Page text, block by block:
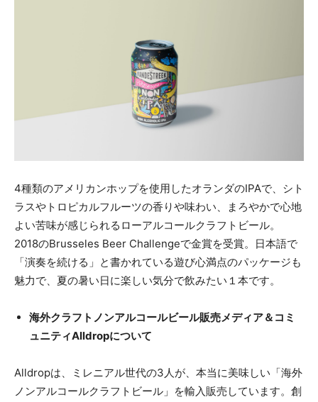
4種類のアメリカンホップを使用したオランダのIPAで、シト
ラスやトロピカルフルーツの香りや味わい、まろやかで心地
よい苦味が感じられるローアルコールクラフトビール。
2018のBrusseles Beer Challengeで金賞を受賞。日本語で
「演奏を続ける」と書かれている遊び心満点のパッケージも
魅力で、夏の暑い日に楽しい気分で飲みたい１本です。
海外クラフトノンアルコールビール販売メディア＆コミ
ュニティAlldropについて
Alldropは、ミレニアル世代の3人が、本当に美味しい「海外
ノンアルコールクラフトビール」を輸入販売しています。創